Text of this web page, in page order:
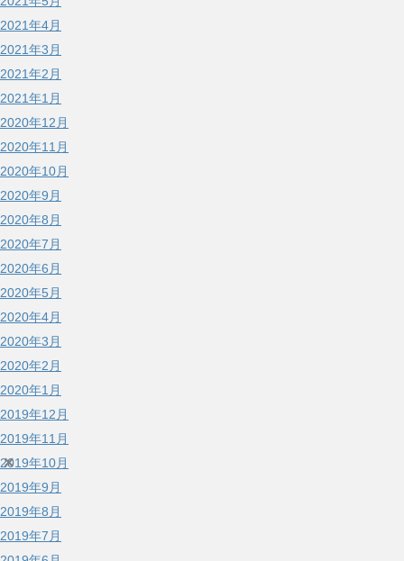
2021年4月
2021年3月
2021年2月
2021年1月
2020年12月
2020年11月
2020年10月
2020年9月
2020年8月
2020年7月
2020年6月
2020年5月
2020年4月
2020年3月
2020年2月
2020年1月
2019年12月
2019年11月
2019年10月
2019年9月
2019年8月
2019年7月
×